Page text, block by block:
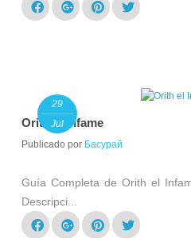
29
Jul
Orith el Infame
Publicado por Басурай
Guía Completa de Orith el
Descripci...